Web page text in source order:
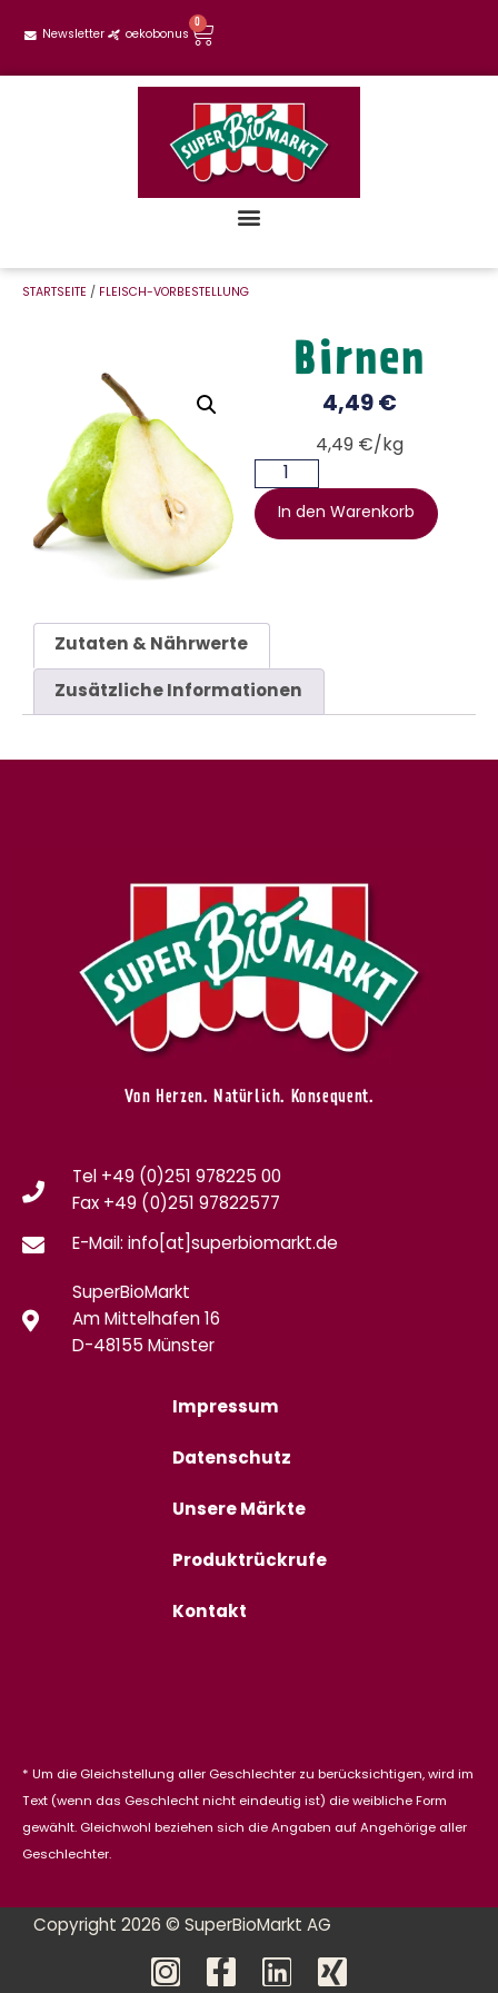
Newsletter oekobonus
0
STARTSEITE / FLEISCH-VORBESTELLUNG
Birnen
4,49 €
4,49 €/kg
In den Warenkorb
Zutaten & Nährwerte
Zusätzliche Informationen
Von Herzen. Natürlich. Konsequent.
Tel +49 (0)251 978225 00
Fax +49 (0)251 97822577
E-Mail: info[at]superbiomarkt.de
SuperBioMarkt
Am Mittelhafen 16
D-48155 Münster
Impressum
Datenschutz
Unsere Märkte
Produktrückrufe
Kontakt
* Um die Gleichstellung aller Geschlechter zu berücksichtigen, wird im
Text (wenn das Geschlecht nicht eindeutig ist) die weibliche Form
gewählt. Gleichwohl beziehen sich die Angaben auf Angehörige aller
Geschlechter.
Copyright 2026 © SuperBioMarkt AG